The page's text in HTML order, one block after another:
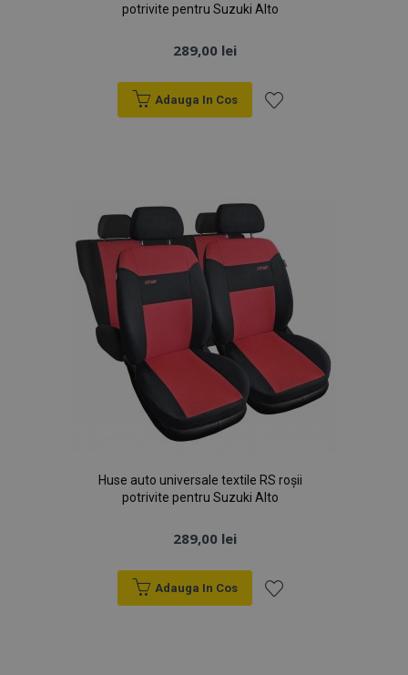
potrivite pentru Suzuki Alto
289,00 lei
Adauga In Cos
Dorințe
Huse auto universale textile RS roșii
potrivite pentru Suzuki Alto
289,00 lei
Adauga In Cos